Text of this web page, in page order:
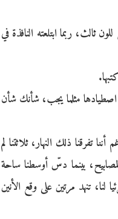
ربما ابتلعته النافذة في
مثلما يجب، شأنك شأن
ذلك النهار، ثلاثتنا لم
بينما دسّ أوسطنا ساحة
تنهد مرتين على وقع الأنين